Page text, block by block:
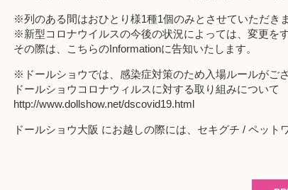
※列のある間はおひとり様1種1個のみとさせていただきま
※新型コロナウイルスの今後の状況によっては、変更を
その際は、こちらのInformationに告知いたします。
※ドールショウでは、感染症対策のため入場ルールがご
ドールショウコロナウィルスに対する取り組みについて
http://www.dollshow.net/dscovid19.html
ドールショウ大阪 にお越しの際には、セキグチ / ペット